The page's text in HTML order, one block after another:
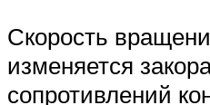
Скорость
изменяется
сопротивлений